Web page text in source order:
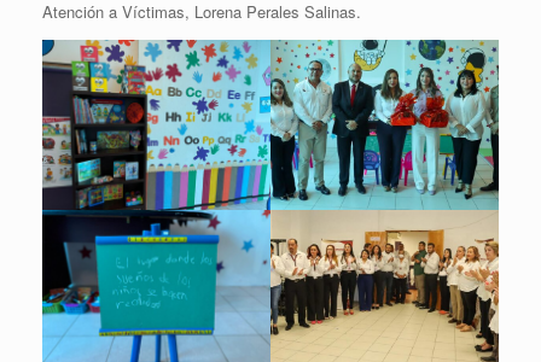
Atención a Víctimas, Lorena Perales Salinas.